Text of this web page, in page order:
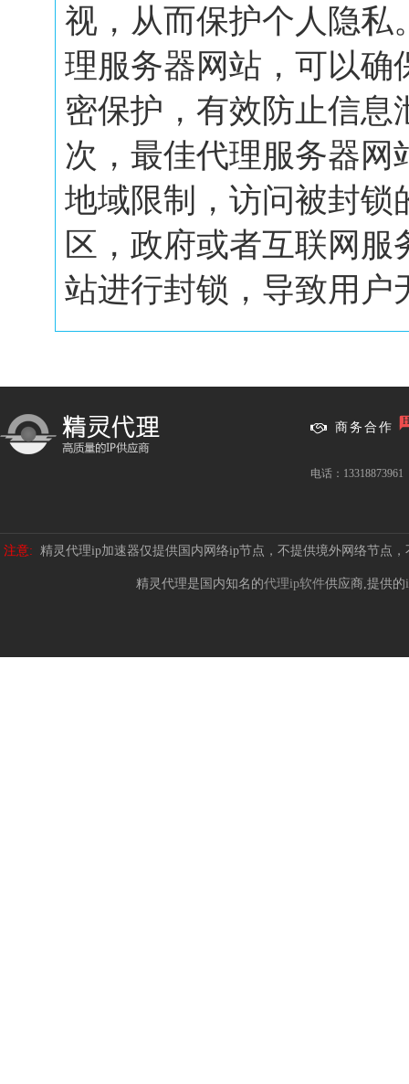
视，从而保护个人隐私
理服务器网站，可以确
密保护，有效防止信
次，最佳代理服务器
地域限制，访问被封锁
区，政府或者互联网
站进行封锁，导致用户
商务合作
电话：13318873961
注意: 精灵代理ip加速器仅提供国内网络ip节点，不提供境外网络节点
精灵代理是国内知名的代理ip软件供应商,提供的